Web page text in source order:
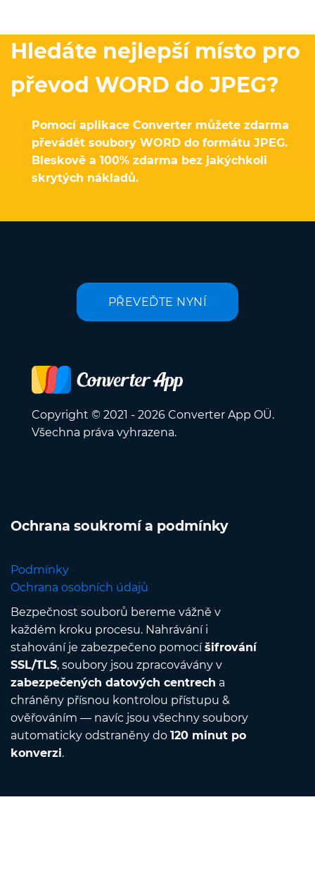
Hledáte nejlepší místo pro
převod WORD do JPEG?
Pomocí aplikace Converter můžete zdarma
převádět soubory WORD do formátu JPEG.
Bleskově a 100% zdarma bez jakýchkoli
skrytých nákladů.
PŘEVEĎTE NYNÍ
Copyright © 2021 - 2026 Converter App OÜ.
Všechna práva vyhrazena.
Ochrana soukromí a podmínky
Podmínky
Ochrana osobních údajů
Bezpečnost souborů bereme vážně v
každém kroku procesu. Nahrávání i
stahování je zabezpečeno pomocíšifrování
SSL/TLS, soubory jsou zpracovávány v
zabezpečených datových centrech a
chráněny přísnou kontrolou přístupu &
ověřováním — navíc jsou všechny soubory
automaticky odstraněny do 120 minut po
konverzi.